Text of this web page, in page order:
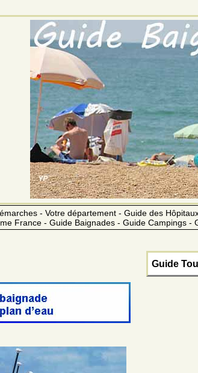
- Votre département - Guide des
France - Guide Baignades - Guide Campings -
Guide